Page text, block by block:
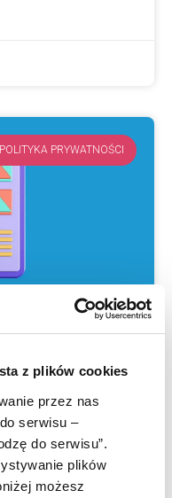
z plików cookies
przez nas
serwisu –
do serwisu”.
plików
możesz
POLITYKA PRYWATNOŚCI
W
w tym